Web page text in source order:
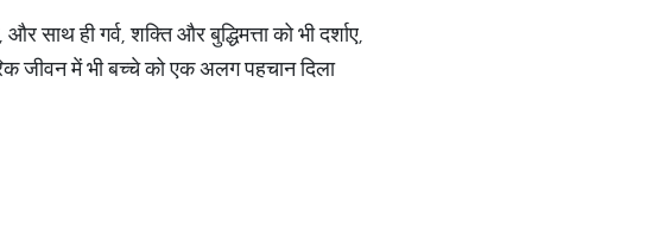
ही गर्व, शक्ति और बुद्धिमत्ता को भी दर्शाए,
जीवन में भी बच्चे को एक अलग पहचान दिला